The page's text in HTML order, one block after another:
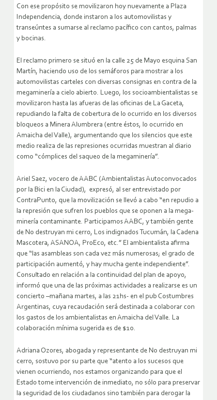
Con ese propósito se movilizaron hoy nuevamente a Plaza
Independencia, donde instaron a los automovilistas y
transeúntes a sumarse al reclamo pacífico con cantos, palmas
y bocinas.
El reclamo primero se situó en la calle 25 de Mayo esquina San
Martín, haciendo uso de los semáforos para mostrar a los
automovilistas carteles con diversas consignas en contra de la
megaminería a cielo abierto. Luego, los socioambientalistas se
movilizaron hasta las afueras de las oficinas de La Gaceta,
repudiando la falta de cobertura de lo ocurrido en los diversos
bloqueos a Minera Alumbrera (entre éstos, lo ocurrido en
Amaicha del Valle), argumentando que los silencios que este
medio realiza de las represiones ocurridas muestran al diario
como “cómplices del saqueo de la megaminería”.
Ariel Saez, vocero de AABC (Ambientalistas Autoconvocados
por la Bici en la Ciudad), expresó, al ser entrevistado por
ContraPunto, que la movilización se llevó a cabo “en repudio a
la represión que sufren los pueblos que se oponen a la mega-
minería contaminante. Participamos AABC, y también gente
de No destruyan mi cerro, Los indignados Tucumán, la Cadena
Mascotera, ASANOA, ProEco, etc.” El ambientalista afirma
que “las asambleas son cada vez más numerosas; el grado de
participación aumentó, y hay mucha gente independiente”.
Consultado en relación a la continuidad del plan de apoyo,
informó que una de las próximas actividades a realizarse es un
concierto –mañana martes, a las 21hs- en el pub Costumbres
Argentinas, cuya recaudación será destinada a colaborar con
los gastos de los ambientalistas en Amaicha del Valle. La
colaboración mínima sugerida es de $10.
Adriana Ozores, abogada y representante de No destruyan mi
cerro, sostuvo por su parte que “atento a los sucesos que
vienen ocurriendo, nos estamos organizando para que el
Estado tome intervención de inmediato, no sólo para preservar
la seguridad de los ciudadanos sino también para derogar la